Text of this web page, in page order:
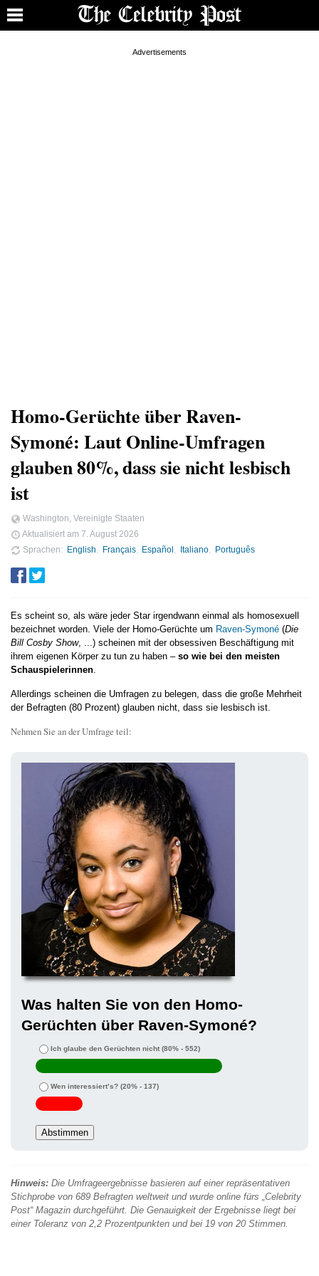
Homo-Gerüchte über Raven-
Symoné: Laut Online-Umfragen
glauben 80%, dass sie nicht lesbisch
ist
Washington, Vereinigte Staaten
Aktualisiert am 7. August 2026
Sprachen
English Français Español Italiano Português
Es scheint so, als wäre jeder Star irgendwann einmal als homosexuell
bezeichnet worden. Viele der Homo-Gerüchte um Raven-Symoné (Die
Bill Cosby Show, ...) scheinen mit der obsessiven Beschäftigung mit
ihrem eigenen Körper zu tun zu haben – so wie bei den meisten
Schauspielerinnen.
Allerdings scheinen die Umfragen zu belegen, dass die große Mehrheit
der Befragten (80 Prozent) glauben nicht, dass sie lesbisch ist.
Nehmen Sie an der Umfrage teil:
Was halten Sie von den Homo-
Gerüchten über Raven-Symoné?
Ich glaube den Gerüchten nicht(80% - 552)
Wen interessiert’s? (20% - 137)
Hinweis: Die Umfrageergebnisse basieren auf einer repräsentativen
Stichprobe von 689 Befragten weltweit und wurde online fürs „Celebrity
Post“ Magazin durchgeführt. Die Genauigkeit der Ergebnisse liegt bei
einer Toleranz von 2,2 Prozentpunkten und bei 19 von 20 Stimmen.